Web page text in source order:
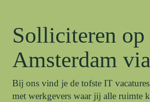
Solliciteren
Amsterdam
Bij ons vind je de tofste IT
met werkgevers waar jij alle